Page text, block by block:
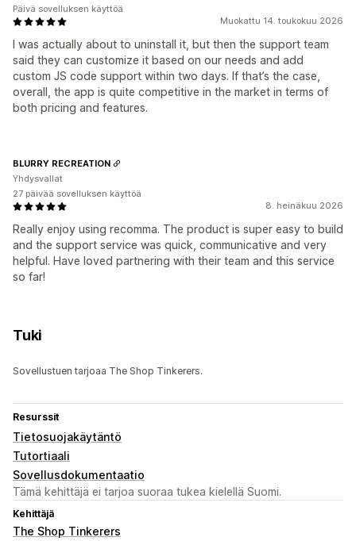
Muokattu 14. toukokuu 2026
I was actually about to uninstall it, but then the support team
said they can customize it based on our needs and add
custom JS code support within two days. If that’s the case,
overall, the app is quite competitive in the market in terms of
both pricing and features.
Päivä sovelluksen käyttöä
8. heinäkuu 2026
Really enjoy using recomma. The product is super easy to build
and the support service was quick, communicative and very
helpful. Have loved partnering with their team and this service
so far!
BLURRY RECREATION
Yhdysvallat
27 päivää sovelluksen käyttöä
Tuki
Sovellustuen tarjoaa The Shop Tinkerers.
Resurssit
Tietosuojakäytäntö
Tutortiaali
Sovellusdokumentaatio
Tämä kehittäjä ei tarjoa suoraa tukea kielellä Suomi.
Kehittäjä
The Shop Tinkerers